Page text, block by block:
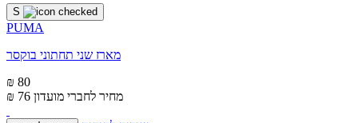
S
PUMA
מארז שני תחתוני בוקסר
₪ 80
₪ 76 מחיר לחברי מועדון